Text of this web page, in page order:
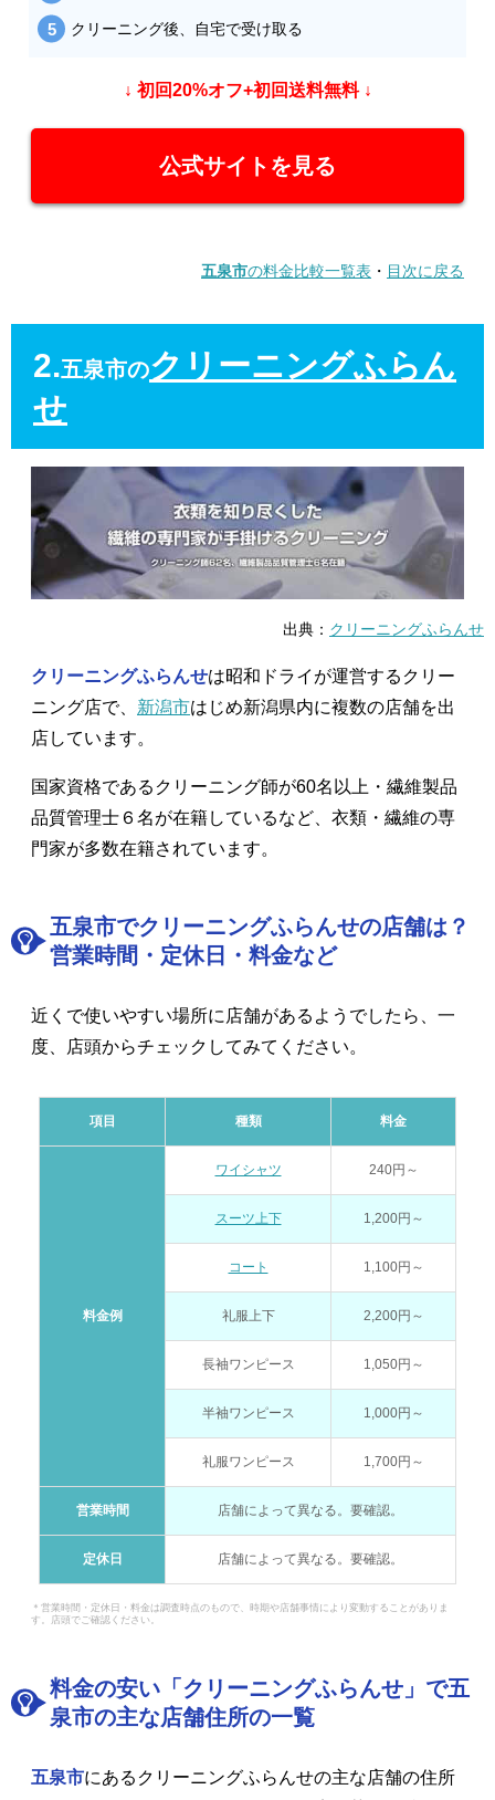
クリーニング後、自宅で受け取る
↓ 初回20%オフ+初回送料無料 ↓
公式サイトを見る
五泉市の料金比較一覧表 ・ 目次に戻る
2.五泉市のクリーニングふらん
せ
出典： クリーニングふらんせ
クリーニングふらんせは昭和ドライが運営するクリー
ニング店で、 新潟市はじめ新潟県内に複数の店舗を出
店しています。
国家資格であるクリーニング師が60名以上・繊維製品
品質管理士６名が在籍しているなど、衣類・繊維の専
門家が多数在籍されています。
五泉市でクリーニングふらんせの店舗は？
営業時間・定休日・料金など
近くで使いやすい場所に店舗があるようでしたら、一
度、店頭からチェックしてみてください。
項目 種類 料金
料金例
ワイシャツ 240円～
スーツ上下 1,200円～
コート 1,100円～
礼服上下 2,200円～
長袖ワンピース 1,050円～
半袖ワンピース 1,000円～
礼服ワンピース 1,700円～
営業時間 店舗によって異なる。要確認。
定休日 店舗によって異なる。要確認。
＊営業時間・定休日・料金は調査時点のもので、時期や店舗事情により変動することがありま
す。店頭でご確認ください。
料金の安い「クリーニングふらんせ」で五
泉市の主な店舗住所の一覧
五泉市にあるクリーニングふらんせの主な店舗の住所